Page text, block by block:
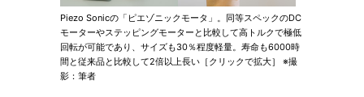
Piezo Sonicの「ピエゾニックモータ」。同等スペックのDC
モーターやステッピングモーターと比較して高トルクで極低
回転が可能であり、サイズも30％程度軽量。寿命も6000時
間と従来品と比較して2倍以上長い［クリックで拡大］ ※撮
影：筆者